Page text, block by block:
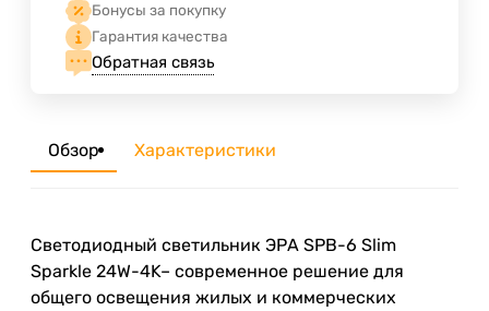
Бонусы за покупку
Гарантия качества
Обратная связь
Обзор Характеристики
Светодиодный светильник ЭРА SPB-6 Slim
Sparkle 24W-4K– современное решение для
общего освещения жилых и коммерческих